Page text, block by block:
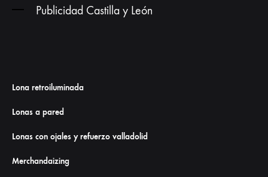
Publicidad Castilla y León
Lona retroiluminada
Lonas a pared
Lonas con ojales y refuerzo valladolid
Merchandaizing